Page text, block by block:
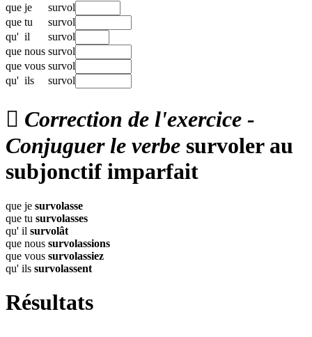
que je
survol
que tu
survol
qu' il
survol
que nous survol
que vous survol
qu' ils survol
 Correction de l'exercice -
Conjuguer le verbe survoler au
subjonctif imparfait
que je survolasse
que tu survolasses
qu' il survolât
que nous survolassions
que vous survolassiez
qu' ils survolassent
Résultats